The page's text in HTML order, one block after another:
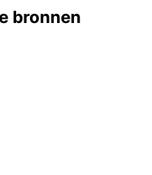
bronnen